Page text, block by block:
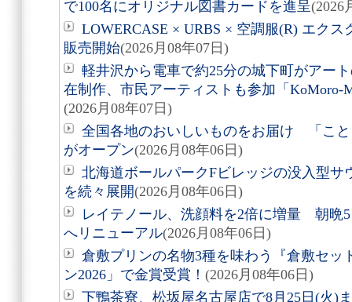
で100名にオリジナル図書カードを進呈(2026
LOWERCASE × URBS × 空調服(R) エク
販売開始(2026月08年07日)
軽井沢から電車で約25分の城下町がアー
在制作、市民アーティストも参加「KoMoro-
(2026月08年07日)
全国各地のおいしいものをお届け 「こ
がオープン(2026月08年06日)
北海道ボールパークFビレッジの没入型サ
を続々展開(2026月08年06日)
レイテノール、洗顔料を2倍に増量 朝晩
へリニューアル(2026月08年06日)
倉敷プリンの名物3種を味わう『倉敷セッ
ン2026」で金賞受賞！ (2026月08年06日)
下鴨茶寮、松坂屋名古屋店で8月25日(火)